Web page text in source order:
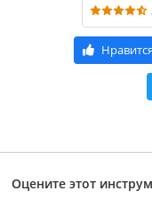
Нравится
Оцените этот